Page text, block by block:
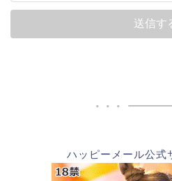
ハッピーメール公式